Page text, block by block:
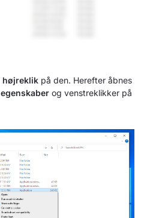
højreklik på den. Herefter åbnes
egenskaber og venstreklikker på